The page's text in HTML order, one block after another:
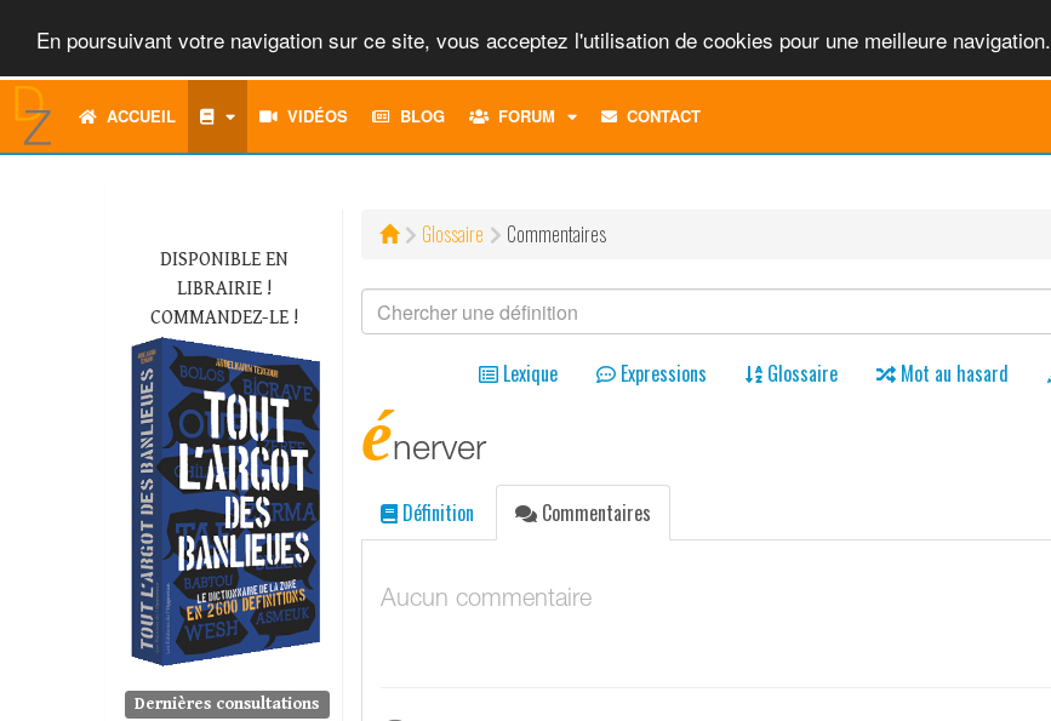
En poursuivant votre navigation sur ce site, vous acceptez l'utilisation de cookies pour une meilleure navigation.
ACCUEIL VIDÉOS BLOG FORUM
TOGGLECONTACT
DISPONIBLE EN
LIBRAIRIE !
COMMANDEZ-LE !
Dernières consultations
Glossaire Commentaires
Lexique Expressions Glossaire Mot au hasard
énerver
Définition Commentaires
Aucun commentaire